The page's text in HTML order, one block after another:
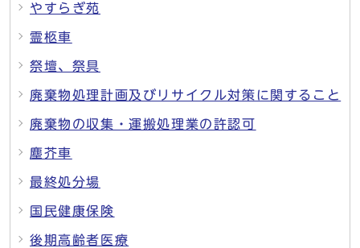
やすらぎ苑
霊柩車
祭壇、祭具
廃棄物処理計画及びリサイクル対策に関すること
廃棄物の収集・運搬処理業の許認可
塵芥車
最終処分場
国民健康保険
後期高齢者医療